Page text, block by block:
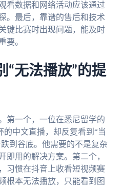
看数据和网络活动应该通过
。最后，靠谱的售后和技术
键比赛时出现问题，能及时
要。
“无法播放”的提
第一个，一位在悉尼留学的
的中文直播，却反复看到“当
到谷底。他需要的不是复杂
即用的解决方案。第二个，
习惯在抖音上收看短视频赛
根本无法播放，只能看到图